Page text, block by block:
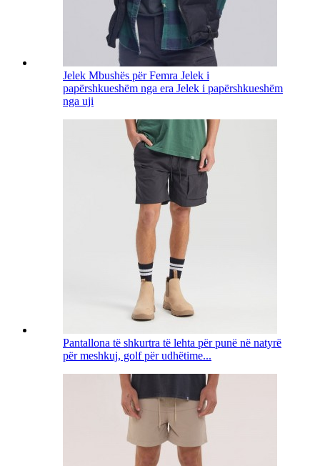
Jelek Mbushës për Femra Jelek i
papërshkueshëm nga era Jelek i papërshkueshëm
nga uji
Pantallona të shkurtra të lehta për punë në natyrë
për meshkuj, golf për udhëtime...